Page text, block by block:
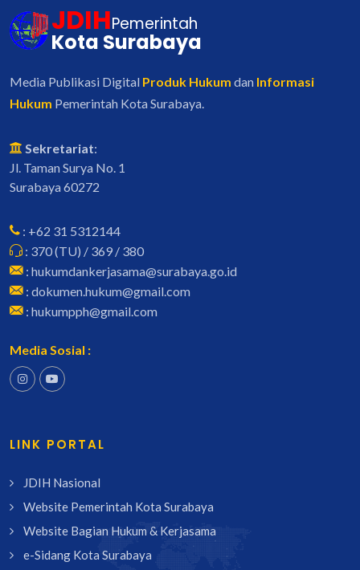
JDIHPemerintah
Kota Surabaya
Media Publikasi Digital Produk Hukum dan Informasi
Hukum Pemerintah Kota Surabaya.
Sekretariat:
Jl. Taman Surya No. 1
Surabaya 60272
: +62 31 5312144
: 370 (TU) / 369 / 380
: hukumdankerjasama@surabaya.go.id
: dokumen.hukum@gmail.com
: hukumpph@gmail.com
Media Sosial :
LINK PORTAL
JDIH Nasional
Website Pemerintah Kota Surabaya
Website Bagian Hukum & Kerjasama
e-Sidang Kota Surabaya